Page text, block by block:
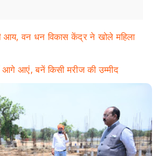
आय, वन धन विकास केंद्र ने खोले महिला
आगे आएं, बनें किसी मरीज की उम्मीद